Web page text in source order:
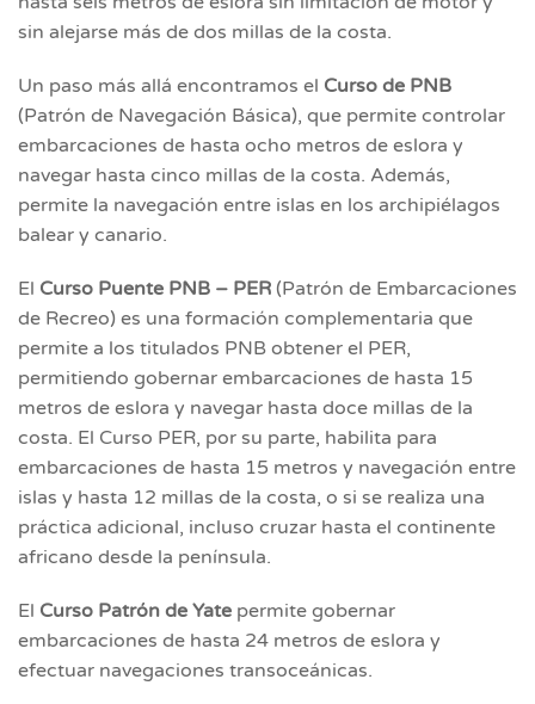
sin alejarse más de dos millas de la costa.
Un paso más allá encontramos el Curso de PNB
(Patrón de Navegación Básica), que permite controlar
embarcaciones de hasta ocho metros de eslora y
navegar hasta cinco millas de la costa. Además,
permite la navegación entre islas en los archipiélagos
balear y canario.
El Curso Puente PNB – PER (Patrón de Embarcaciones
de Recreo) es una formación complementaria que
permite a los titulados PNB obtener el PER,
permitiendo gobernar embarcaciones de hasta 15
metros de eslora y navegar hasta doce millas de la
costa. El Curso PER, por su parte, habilita para
embarcaciones de hasta 15 metros y navegación entre
islas y hasta 12 millas de la costa, o si se realiza una
práctica adicional, incluso cruzar hasta el continente
africano desde la península.
El Curso Patrón de Yate permite gobernar
embarcaciones de hasta 24 metros de eslora y
efectuar navegaciones transoceánicas.